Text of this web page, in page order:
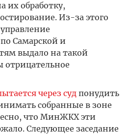
их обработку,
Из-за этого
Самарской и
выдало на такой
отрицательное
через суд понудить
собранные в зоне
что МинЖКХ эти
Следующее заседание